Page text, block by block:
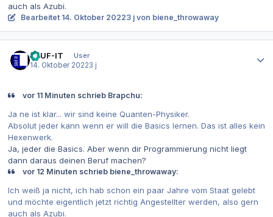
auch als Azubi.
Bearbeitet 14. Oktober 20223 j von biene_throwaway
DAUF-IT
User
14. Oktober 20223 j
vor 11 Minuten schrieb Brapchu:
Ja ne ist klar... wir sind keine Quanten-Physiker.
Absolut jeder kann wenn er will die Basics lernen. Das ist alles kein
Hexenwerk.
Ja, jeder die Basics. Aber wenn dir Programmierung nicht liegt
dann daraus deinen Beruf machen?
vor 12 Minuten schrieb biene_throwaway:
Ich weiß ja nicht, ich hab schon ein paar Jahre vom Staat gelebt
und möchte eigentlich jetzt richtig Angestellter werden, also gern
auch als Azubi.